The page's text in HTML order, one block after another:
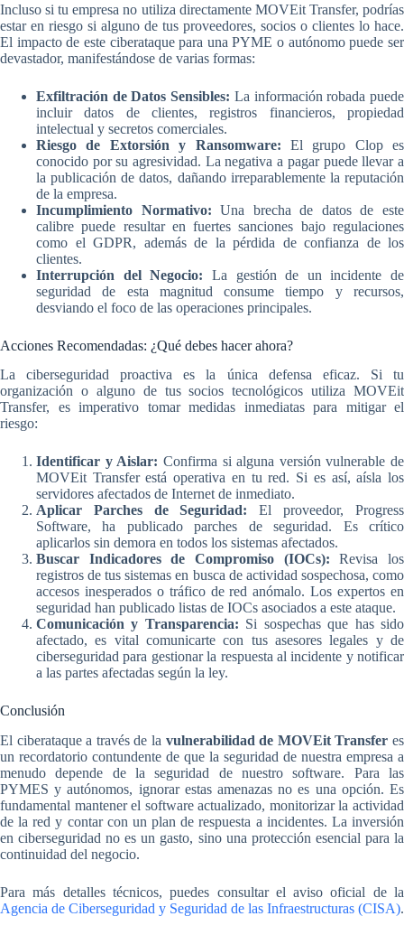
Incluso si tu empresa no utiliza directamente MOVEit Transfer, podrías
estar en riesgo si alguno de tus proveedores, socios o clientes lo hace.
El impacto de este ciberataque para una PYME o autónomo puede ser
devastador, manifestándose de varias formas:
Exfiltración de Datos Sensibles: La información robada puede
incluir datos de clientes, registros financieros, propiedad
intelectual y secretos comerciales.
Riesgo de Extorsión y Ransomware: El grupo Clop es
conocido por su agresividad. La negativa a pagar puede llevar a
la publicación de datos, dañando irreparablemente la reputación
de la empresa.
Incumplimiento Normativo: Una brecha de datos de este
calibre puede resultar en fuertes sanciones bajo regulaciones
como el GDPR, además de la pérdida de confianza de los
clientes.
Interrupción del Negocio: La gestión de un incidente de
seguridad de esta magnitud consume tiempo y recursos,
desviando el foco de las operaciones principales.
Acciones Recomendadas: ¿Qué debes hacer ahora?
La ciberseguridad proactiva es la única defensa eficaz. Si tu
organización o alguno de tus socios tecnológicos utiliza MOVEit
Transfer, es imperativo tomar medidas inmediatas para mitigar el
riesgo:
Identificar y Aislar: Confirma si alguna versión vulnerable de
MOVEit Transfer está operativa en tu red. Si es así, aísla los
servidores afectados de Internet de inmediato.
Aplicar Parches de Seguridad: El proveedor, Progress
Software, ha publicado parches de seguridad. Es crítico
aplicarlos sin demora en todos los sistemas afectados.
Buscar Indicadores de Compromiso (IOCs): Revisa los
registros de tus sistemas en busca de actividad sospechosa, como
accesos inesperados o tráfico de red anómalo. Los expertos en
seguridad han publicado listas de IOCs asociados a este ataque.
Comunicación y Transparencia: Si sospechas que has sido
afectado, es vital comunicarte con tus asesores legales y de
ciberseguridad para gestionar la respuesta al incidente y notificar
a las partes afectadas según la ley.
Conclusión
El ciberataque a través de la vulnerabilidad de MOVEit Transfer es
un recordatorio contundente de que la seguridad de nuestra empresa a
menudo depende de la seguridad de nuestro software. Para las
PYMES y autónomos, ignorar estas amenazas no es una opción. Es
fundamental mantener el software actualizado, monitorizar la actividad
de la red y contar con un plan de respuesta a incidentes. La inversión
en ciberseguridad no es un gasto, sino una protección esencial para la
continuidad del negocio.
Para más detalles técnicos, puedes consultar el aviso oficial de la
Agencia de Ciberseguridad y Seguridad de las Infraestructuras (CISA).